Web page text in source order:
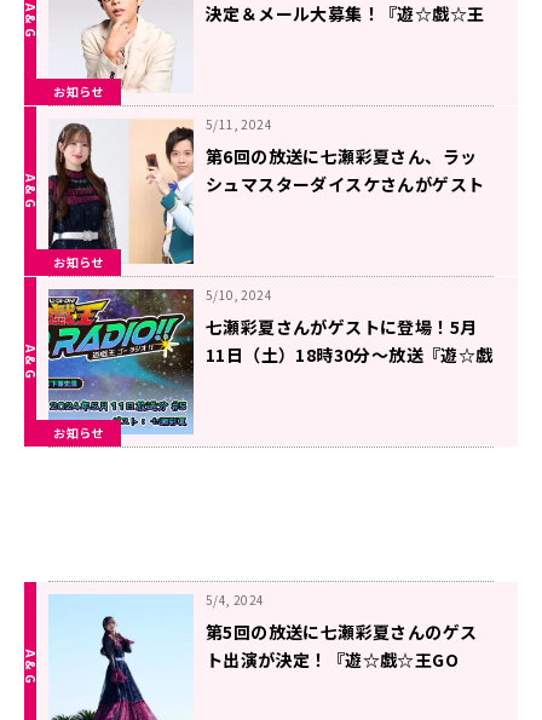
お知らせ
決定＆メール大募集！『遊☆戯☆王
お知らせ
5/11, 2024
第6回の放送に七瀬彩夏さん、ラッ
シュマスターダイスケさんがゲスト
お知らせ
5/10, 2024
七瀬彩夏さんがゲストに登場！5月
11日（土）18時30分～放送『遊☆戯
5/4, 2024
第5回の放送に七瀬彩夏さんのゲス
ト出演が決定！『遊☆戯☆王GO